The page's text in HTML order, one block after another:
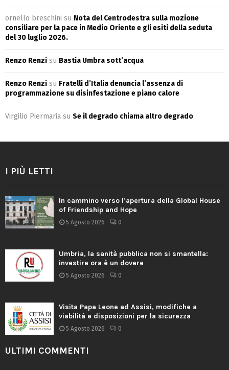
ornello breschini su Nota del Centrodestra sulla mozione
consiliare per la pace in Medio Oriente e gli esiti della seduta
del 30 luglio 2026.
Renzo Renzi su Bastia Umbra sott’acqua
Renzo Renzi su Fratelli d’Italia denuncia l’assenza di
programmazione su disinfestazione e piano calore
Virgilio Piermaria su Se il degrado chiama altro degrado
I PIÙ LETTI
In cammino verso l’apertura della Global House
of Friendship and Hope
5 Agosto 2026 0
Umbria, la sanità pubblica non si smantella:
investire ora è un dovere
5 Agosto 2026 0
Visita Papa Leone ad Assisi, modifiche a
viabilità e disposizioni per la sicurezza
5 Agosto 2026 0
ULTIMI COMMENTI